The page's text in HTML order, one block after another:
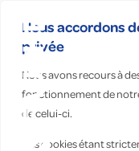
Nous accordons
privée
Nous avons recours à
fonctionnement de
de celui-ci.
Ces cookies étant